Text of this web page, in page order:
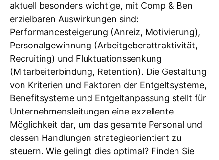
aktuell besonders wichtige, mit Comp & Ben
erzielbaren Auswirkungen sind:
Performancesteigerung (Anreiz, Motivierung),
Personalgewinnung (Arbeitgeberattraktivität,
Recruiting) und Fluktuationssenkung
(Mitarbeiterbindung, Retention). Die Gestaltung
von Kriterien und Faktoren der Entgeltsysteme,
Benefitsysteme und Entgeltanpassung stellt für
Unternehmensleitungen eine exzellente
Möglichkeit dar, um das gesamte Personal und
dessen Handlungen strategieorientiert zu
steuern. Wie gelingt dies optimal? Finden Sie